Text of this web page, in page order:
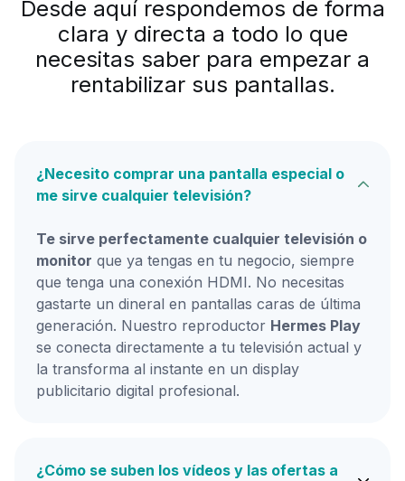
Desde aquí respondemos de forma
clara y directa a todo lo que
necesitas saber para empezar a
rentabilizar sus pantallas.
¿Necesito comprar una pantalla especial o
me sirve cualquier televisión?
Te sirve perfectamente cualquier televisión o
monitor que ya tengas en tu negocio, siempre
que tenga una conexión HDMI. No necesitas
gastarte un dineral en pantallas caras de última
generación. Nuestro reproductor Hermes Play
se conecta directamente a tu televisión actual y
la transforma al instante en un display
publicitario digital profesional.
¿Cómo se suben los vídeos y las ofertas a